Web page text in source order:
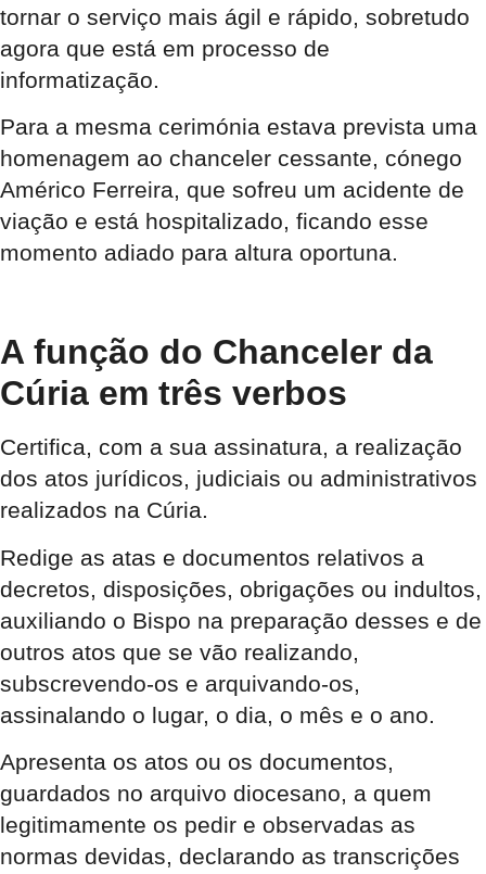
tornar o serviço mais ágil e rápido, sobretudo
agora que está em processo de
informatização.
Para a mesma cerimónia estava prevista uma
homenagem ao chanceler cessante, cónego
Américo Ferreira, que sofreu um acidente de
viação e está hospitalizado, ficando esse
momento adiado para altura oportuna.
A função do Chanceler da
Cúria em três verbos
Certifica, com a sua assinatura, a realização
dos atos jurídicos, judiciais ou administrativos
realizados na Cúria.
Redige as atas e documentos relativos a
decretos, disposições, obrigações ou indultos,
auxiliando o Bispo na preparação desses e de
outros atos que se vão realizando,
subscrevendo-os e arquivando-os,
assinalando o lugar, o dia, o mês e o ano.
Apresenta os atos ou os documentos,
guardados no arquivo diocesano, a quem
legitimamente os pedir e observadas as
normas devidas, declarando as transcrições